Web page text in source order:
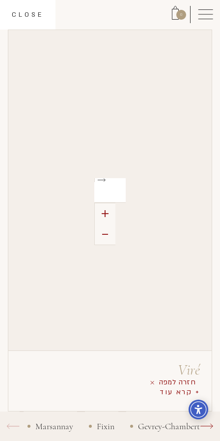
0
CLOSE
חזרה למפה
Viré
+ קרא עוד
+
-
Marsannay Fixin Gevrey-Chambertin